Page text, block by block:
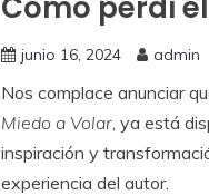
junio 16, 2024 admin
Nos complace anunciar
Miedo a Volar, ya está
inspiración y
experiencia del autor.